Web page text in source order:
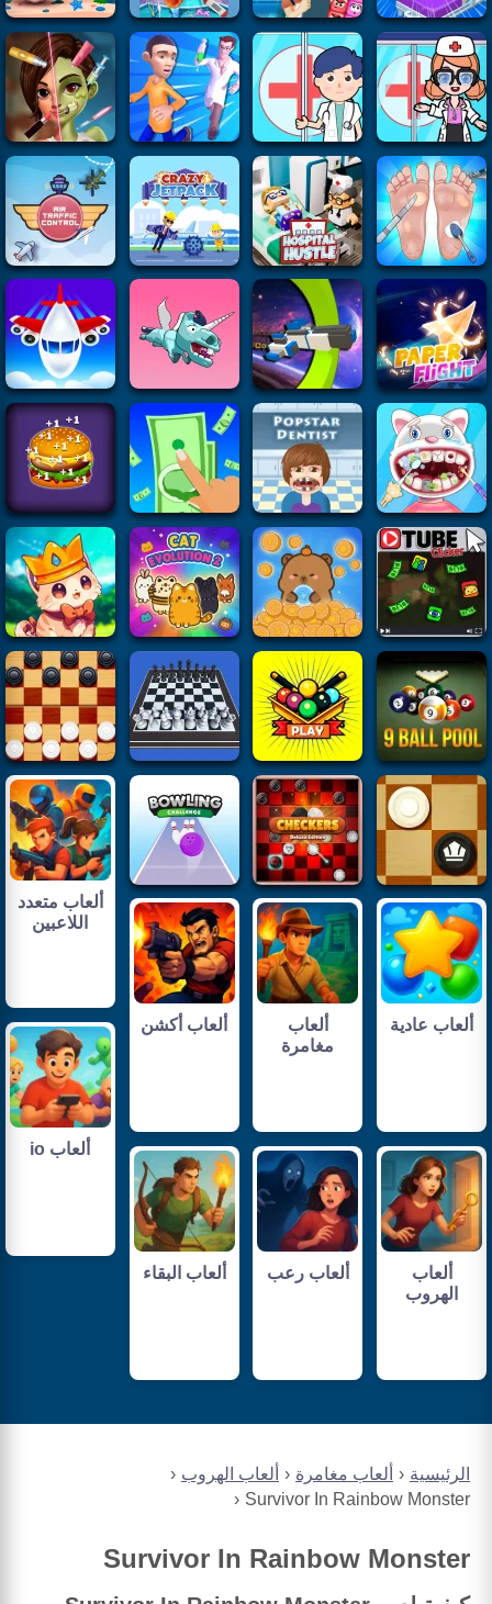
الرئيسية ألعاب مغامرة
ألعاب الهروب
Survivor In Rainbow Monster
Survivor In Rainbow Monster
ألعاب متعدد
اللاعبين
ألعاب عادية
ألعاب
مغامرة
ألعاب أكشن
ألعاب io
ألعاب
الهروب
ألعاب رعب ألعاب البقاء